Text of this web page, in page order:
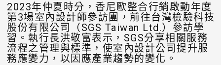
2023年仲夏時分，香尼歐整合行銷啟動年度
第3場室內設計師參訪團，前往台灣檢驗科技
股份有限公司（SGS Taiwan Ltd.）參訪學
習。執行長洪敬富表示，SGS分享相關服務
流程之管理與標準，使室內設計公司提升服
務應變力，以因應產業趨勢的變化。